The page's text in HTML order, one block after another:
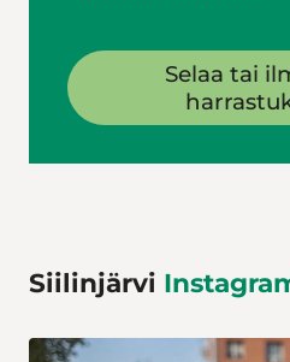
Selaa tai
Siilinjärvi